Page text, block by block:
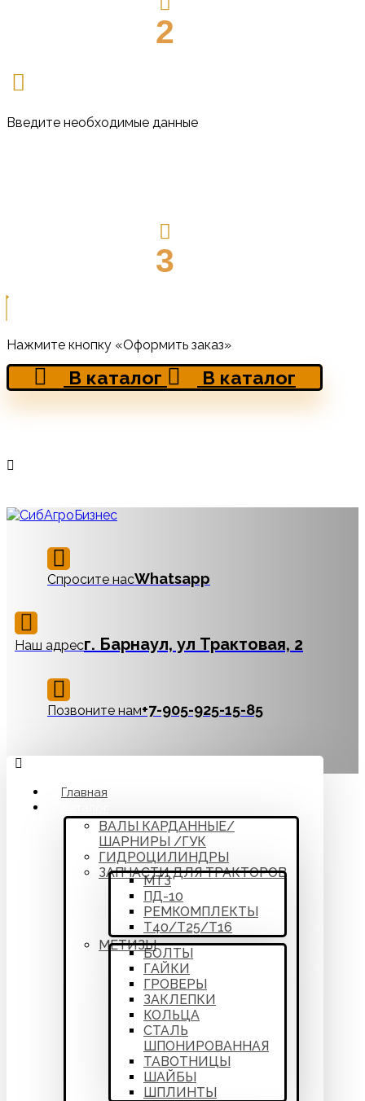
2
Введите необходимые данные
3
Нажмите кнопку «Оформить заказ»
В каталог В каталог
Спросите насWhatsapp
Наш адресг. Барнаул, ул Трактовая, 2
Позвоните нам‪+7-905-925-15-85
Главная
ВАЛЫ КАРДАННЫЕ/
ШАРНИРЫ /ГУК
ГИДРОЦИЛИНДРЫ
ЗАПЧАСТИ ДЛЯ ТРАКТОРОВ
МТЗ
ПД-10
РЕМКОМПЛЕКТЫ
Т40/Т25/Т16
МЕТИЗЫ
БОЛТЫ
ГАЙКИ
ГРОВЕРЫ
ЗАКЛЕПКИ
КОЛЬЦА
СТАЛЬ
ШПОНИРОВАННАЯ
ТАВОТНИЦЫ
ШАЙБЫ
ШПЛИНТЫ